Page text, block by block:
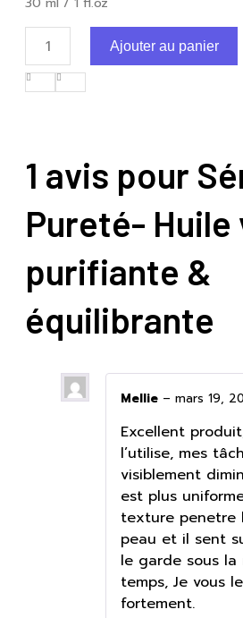
Ajouter au panier
1 avis pour
Pureté- Huile
purifiante &
équilibrante
Mellie – mars 19,
Excellent
l’utilise, mes
visiblement
est plus
texture penetre
peau et il sent
le garde sous
temps, Je vous
fortement.